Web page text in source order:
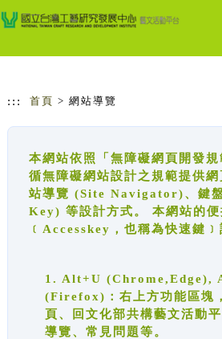
跳到主要內容
網站導覽
::: 首頁 > 網站導覽
本網站依照「無障礙網頁開發
循無障礙網站設計之規範提供
站導覽 (Site Navigator)、鍵
Key) 等設計方式。 本網站的便
﹝Accesskey，也稱為快速鍵﹞
1. Alt+U (Chrome,Edge),
(Firefox)：右上方功能區塊
頁、回文化部共構藝文活動
導覽、常見問題等。